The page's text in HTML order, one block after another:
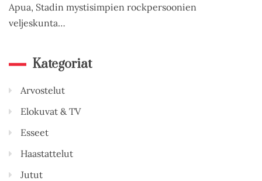
Apua, Stadin mystisimpien rockpersoonien
veljeskunta…
Kategoriat
Arvostelut
Elokuvat & TV
Esseet
Haastattelut
Jutut